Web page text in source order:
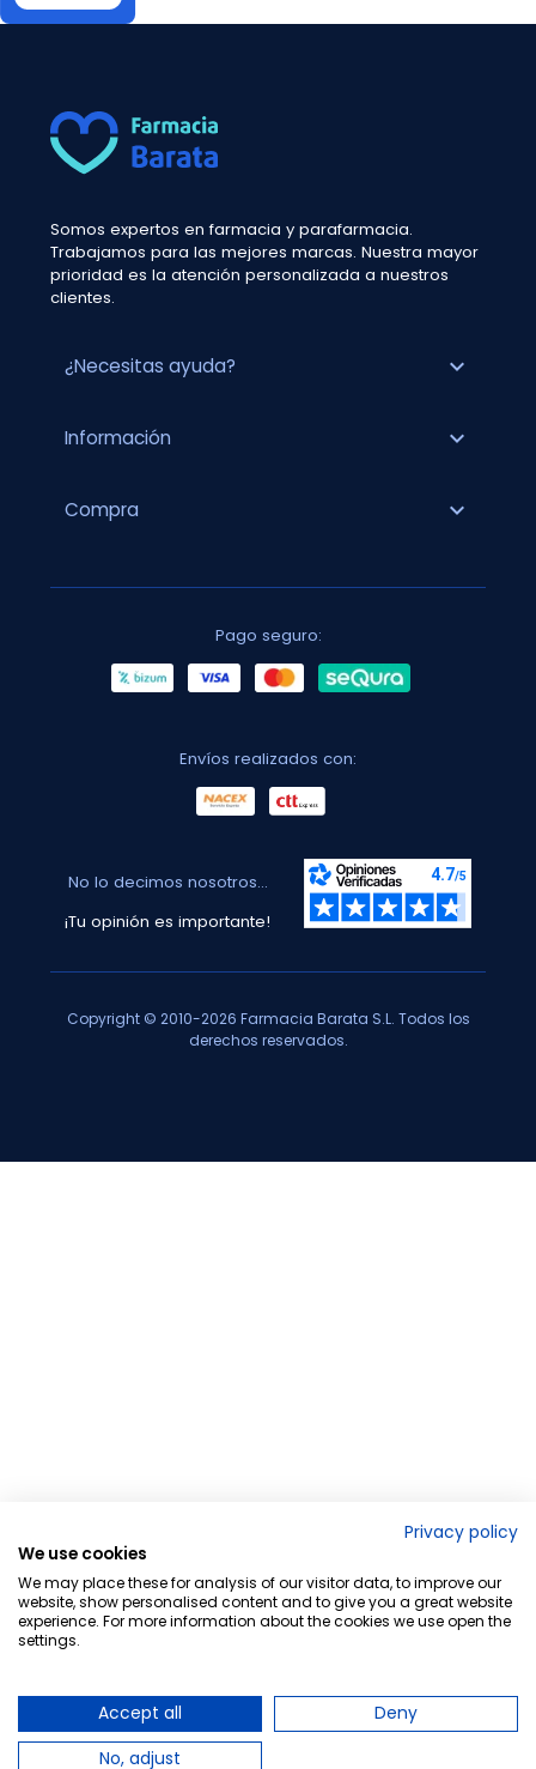
Somos expertos en farmacia y parafarmacia.
Trabajamos para las mejores marcas. Nuestra mayor
prioridad es la atención personalizada a nuestros
clientes.
¿Necesitas ayuda? expand_more
Información expand_more
Compra expand_more
Pago seguro:
Envíos realizados con:
No lo decimos nosotros...
¡Tu opinión es importante!
Copyright © 2010-2026 Farmacia Barata S.L. Todos los
derechos reservados.
Privacy policy
We use cookies
We may place these for analysis of our visitor data, to improve our
website, show personalised content and to give you a great website
experience. For more information about the cookies we use open the
settings.
Accept all
Deny
No, adjust